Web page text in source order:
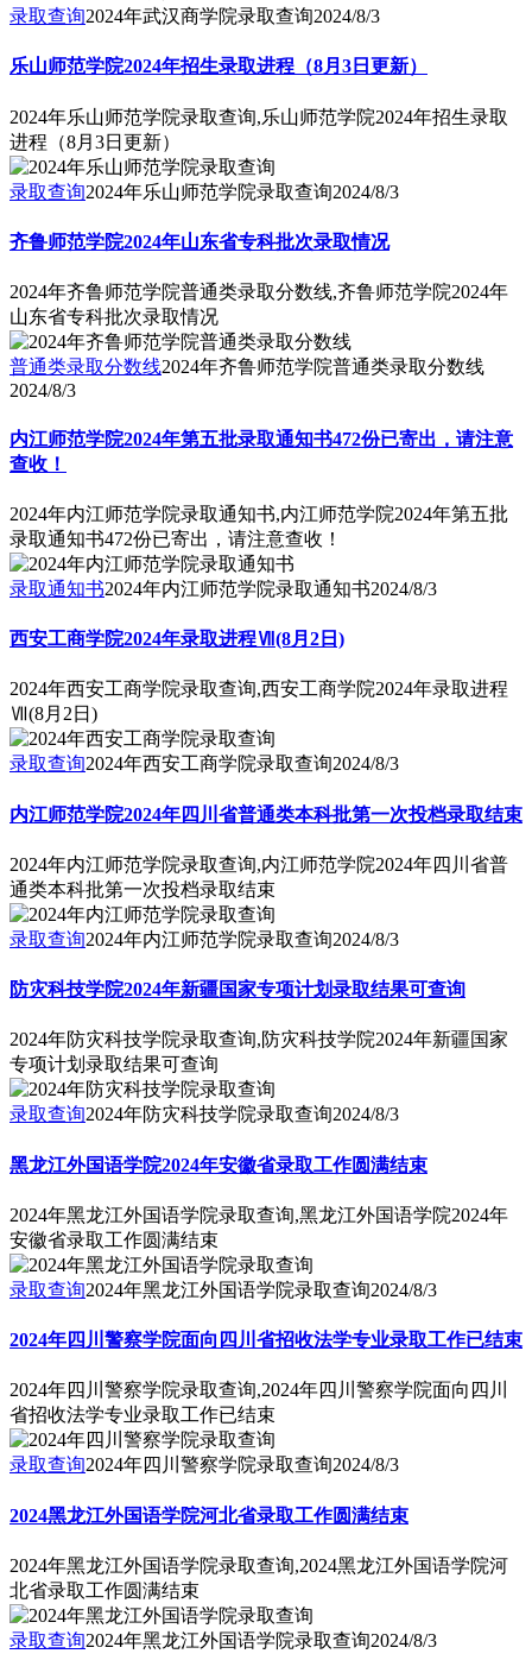
录取查询2024年武汉商学院录取查询2024/8/3
乐山师范学院2024年招生录取进程（8月3日更新）
2024年乐山师范学院录取查询,乐山师范学院2024年招生录取
进程（8月3日更新）
录取查询2024年乐山师范学院录取查询2024/8/3
齐鲁师范学院2024年山东省专科批次录取情况
2024年齐鲁师范学院普通类录取分数线,齐鲁师范学院2024年
山东省专科批次录取情况
普通类录取分数线2024年齐鲁师范学院普通类录取分数线
2024/8/3
内江师范学院2024年第五批录取通知书472份已寄出，请注意
查收！
2024年内江师范学院录取通知书,内江师范学院2024年第五批
录取通知书472份已寄出，请注意查收！
录取通知书2024年内江师范学院录取通知书2024/8/3
西安工商学院2024年录取进程Ⅶ(8月2日)
2024年西安工商学院录取查询,西安工商学院2024年录取进程
Ⅶ(8月2日)
录取查询2024年西安工商学院录取查询2024/8/3
内江师范学院2024年四川省普通类本科批第一次投档录取结束
2024年内江师范学院录取查询,内江师范学院2024年四川省普
通类本科批第一次投档录取结束
录取查询2024年内江师范学院录取查询2024/8/3
防灾科技学院2024年新疆国家专项计划录取结果可查询
2024年防灾科技学院录取查询,防灾科技学院2024年新疆国家
专项计划录取结果可查询
录取查询2024年防灾科技学院录取查询2024/8/3
黑龙江外国语学院2024年安徽省录取工作圆满结束
2024年黑龙江外国语学院录取查询,黑龙江外国语学院2024年
安徽省录取工作圆满结束
录取查询2024年黑龙江外国语学院录取查询2024/8/3
2024年四川警察学院面向四川省招收法学专业录取工作已结束
2024年四川警察学院录取查询,2024年四川警察学院面向四川
省招收法学专业录取工作已结束
录取查询2024年四川警察学院录取查询2024/8/3
2024黑龙江外国语学院河北省录取工作圆满结束
2024年黑龙江外国语学院录取查询,2024黑龙江外国语学院河
北省录取工作圆满结束
录取查询2024年黑龙江外国语学院录取查询2024/8/3